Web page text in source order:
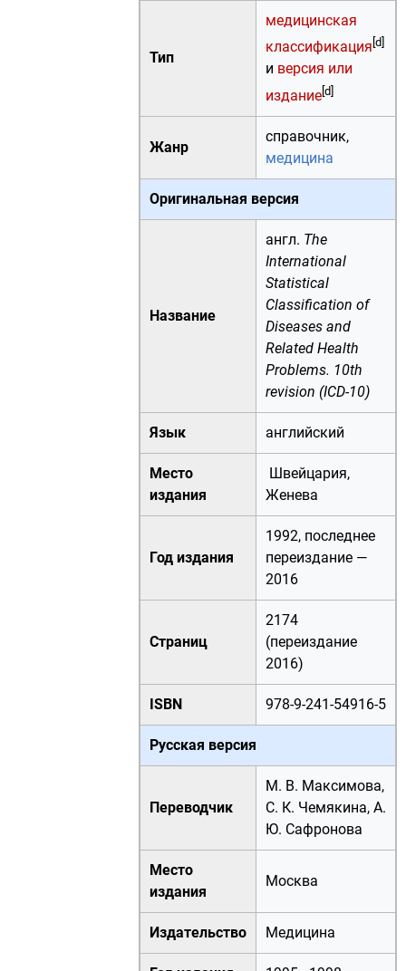
Тип
медицинская
классификация [d]
и версия или
издание[d]
Жанр
справочник,
медицина
Оригинальная версия
Название
англ. The
International
Statistical
Classification of
Diseases and
Related Health
Problems. 10th
revision (ICD-10)
Язык английский
Место
издания
Швейцария,
Женева
Год издания
1992, последнее
переиздание —
2016
Страниц
2174
(переиздание
2016)
ISBN 978-9-241-54916-5
Русская версия
Переводчик
М. В. Максимова,
С. К. Чемякина, А.
Ю. Сафронова
Место
издания
Москва
Издательство Медицина